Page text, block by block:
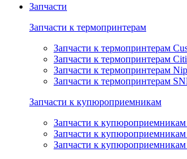
Запчасти
Запчасти к термопринтерам
Запчасти к термопринтерам
Запчасти к термопринтерам
Запчасти к термопринтерам
Запчасти к термопринтерам
Запчасти к купюроприемникам
Запчасти к купюроприемникам
Запчасти к
Запчасти к